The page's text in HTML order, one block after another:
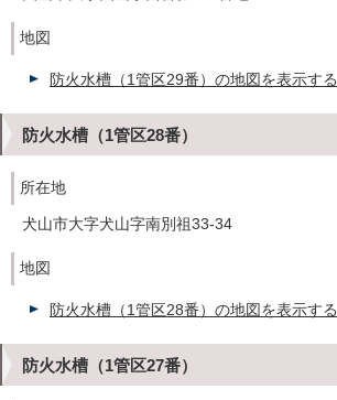
地図
防火水槽（1管区29番）の地図を表示する
防火水槽（1管区28番）
所在地
犬山市大字犬山字南別祖33-34
地図
防火水槽（1管区28番）の地図を表示する
防火水槽（1管区27番）